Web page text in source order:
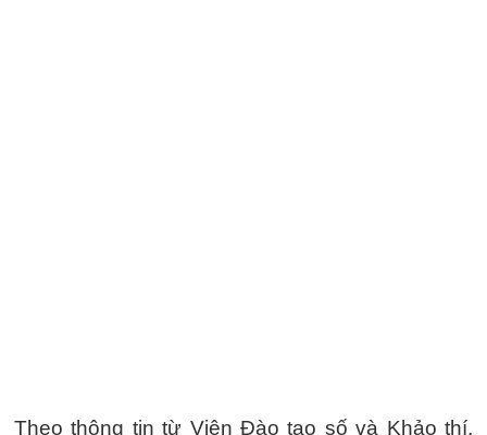
Theo thông tin từ Viện Đào tạo số và Khảo thí,